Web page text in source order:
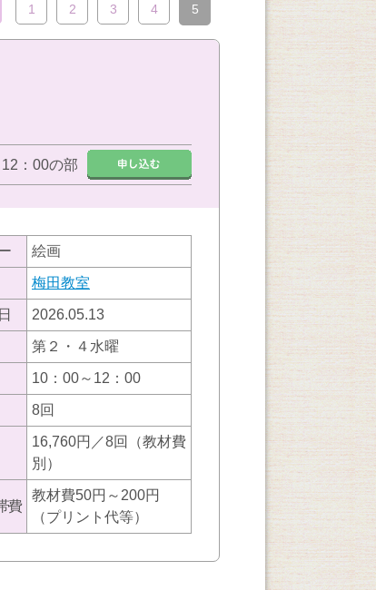
1 2 3 4 5
：00の部
絵画
梅田教室
2026.05.13
第２・４水曜
10：00～12：00
8回
16,760円／8回（教材費
別）
費
教材費50円～200円
（プリント代等）